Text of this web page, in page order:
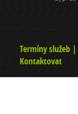
Termíny služeb |
Kontaktovat